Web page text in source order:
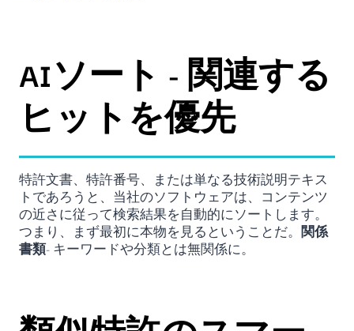
AIソート - 関連する
ヒットを優先
特許文書、特許番号、または単なる技術説明テキス
トであろうと、当社のソフトウェアは、コンテンツ
の近さに従って検索結果を自動的にソートします。
つまり、まず最初に本物を見るということだ。 関係
書類- キーワードや分類とは無関係に。